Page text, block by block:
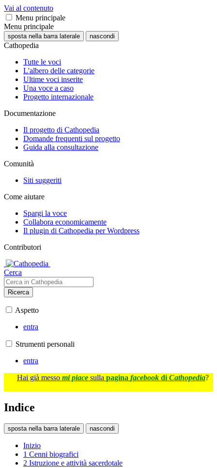
Vai al contenuto
Menu principale
Menu principale
sposta nella barra laterale nascondi
Cathopedia
Tutte le voci
L'albero delle categorie
Ultime voci inserite
Una voce a caso
Progetto internazionale
Documentazione
Il progetto di Cathopedia
Domande frequenti sul progetto
Guida alla consultazione
Comunità
Siti suggeriti
Come aiutare
Spargi la voce
Collabora economicamente
Il plugin di Cathopedia per Wordpress
Contributori
Cerca
Ricerca
Aspetto
entra
Strumenti personali
entra
Hai già messo mi piace sulla pagina facebook di Cathopedia?
Indice
sposta nella barra laterale nascondi
Inizio
1 Cenni biografici
2 Istruzione e attività sacerdotale